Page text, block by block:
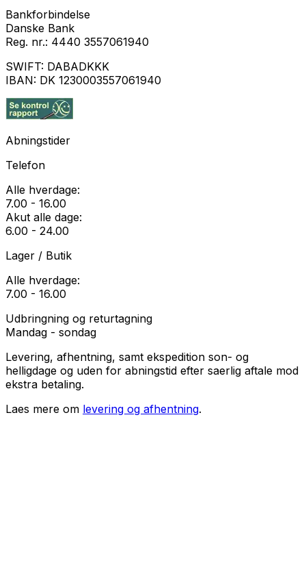
Bankforbindelse
Danske Bank
Reg. nr.: 4440 3557061940
SWIFT: DABADKKK
IBAN: DK 1230003557061940
Abningstider
Telefon
Alle hverdage:
7.00 - 16.00
Akut alle dage:
6.00 - 24.00
Lager / Butik
Alle hverdage:
7.00 - 16.00
Udbringning og returtagning
Mandag - sondag
Levering, afhentning, samt ekspedition son- og
helligdage og uden for abningstid efter saerlig aftale mod
ekstra betaling.
Laes mere om levering og afhentning.